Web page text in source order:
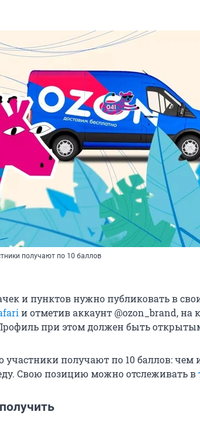
получают по 10 баллов
и пунктов нужно публиковать в
и отметив аккаунт @ozon_brand,
при этом должен быть
участники получают по 10 баллов:
Свою позицию можно отслеживать в